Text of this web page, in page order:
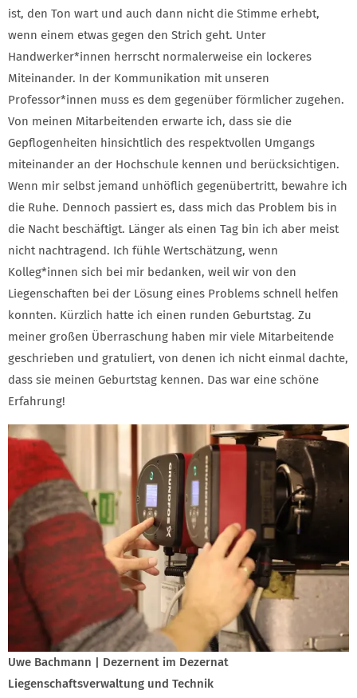
ist, den Ton wart und auch dann nicht die Stimme erhebt,
wenn einem etwas gegen den Strich geht. Unter
Handwerker*innen herrscht normalerweise ein lockeres
Miteinander. In der Kommunikation mit unseren
Professor*innen muss es dem gegenüber förmlicher zugehen.
Von meinen Mitarbeitenden erwarte ich, dass sie die
Gepflogenheiten hinsichtlich des respektvollen Umgangs
miteinander an der Hochschule kennen und berücksichtigen.
Wenn mir selbst jemand unhöflich gegenübertritt, bewahre ich
die Ruhe. Dennoch passiert es, dass mich das Problem bis in
die Nacht beschäftigt. Länger als einen Tag bin ich aber meist
nicht nachtragend. Ich fühle Wertschätzung, wenn
Kolleg*innen sich bei mir bedanken, weil wir von den
Liegenschaften bei der Lösung eines Problems schnell helfen
konnten. Kürzlich hatte ich einen runden Geburtstag. Zu
meiner großen Überraschung haben mir viele Mitarbeitende
geschrieben und gratuliert, von denen ich nicht einmal dachte,
dass sie meinen Geburtstag kennen. Das war eine schöne
Erfahrung!
Uwe Bachmann | Dezernent im Dezernat
Liegenschaftsverwaltung und Technik